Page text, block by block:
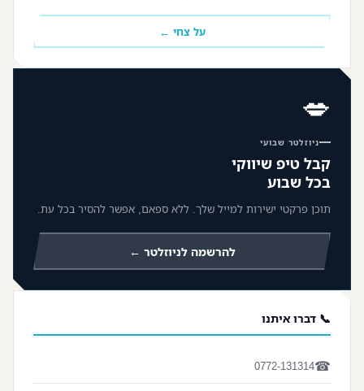
על צחי ←
💋
ניוזלטר שבועי
קבל טיפ שיווקי
בכל שבוע
תוכן פרקטי ישירות למייל שלך. ללא ספאם, אפשר להסיר בכל עת.
להרשמה לניוזלטר ←
📞 דברו איתנו
☎
0772-131314